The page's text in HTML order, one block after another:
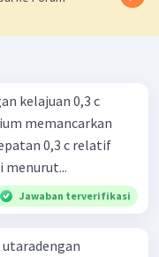
kelajuan 0,3 c
memancarkan
0,3 c relatif
menurut...
Jawaban terverifikasi